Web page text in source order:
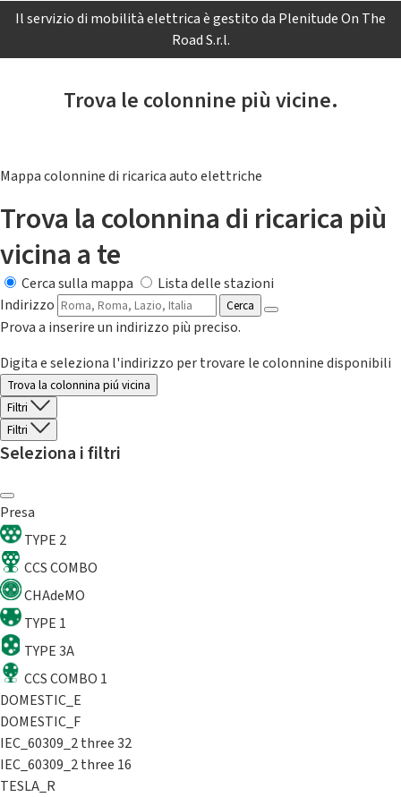
Il servizio di mobilità elettrica è gestito da Plenitude On The
Road S.r.l.
Trova le colonnine più vicine.
Mappa colonnine di ricarica auto elettriche
Trova la colonnina di ricarica più
vicina a te
Cerca sulla mappa
Lista delle stazioni
Indirizzo
Cerca
Prova a inserire un indirizzo più preciso.
Digita e seleziona l'indirizzo per trovare le colonnine disponibili
Trova la colonnina piú vicina
Filtri
Filtri
Seleziona i filtri
Presa
TYPE 2
CCS COMBO
CHAdeMO
TYPE 1
TYPE 3A
CCS COMBO 1
DOMESTIC_E
DOMESTIC_F
IEC_60309_2 three 32
IEC_60309_2 three 16
TESLA_R